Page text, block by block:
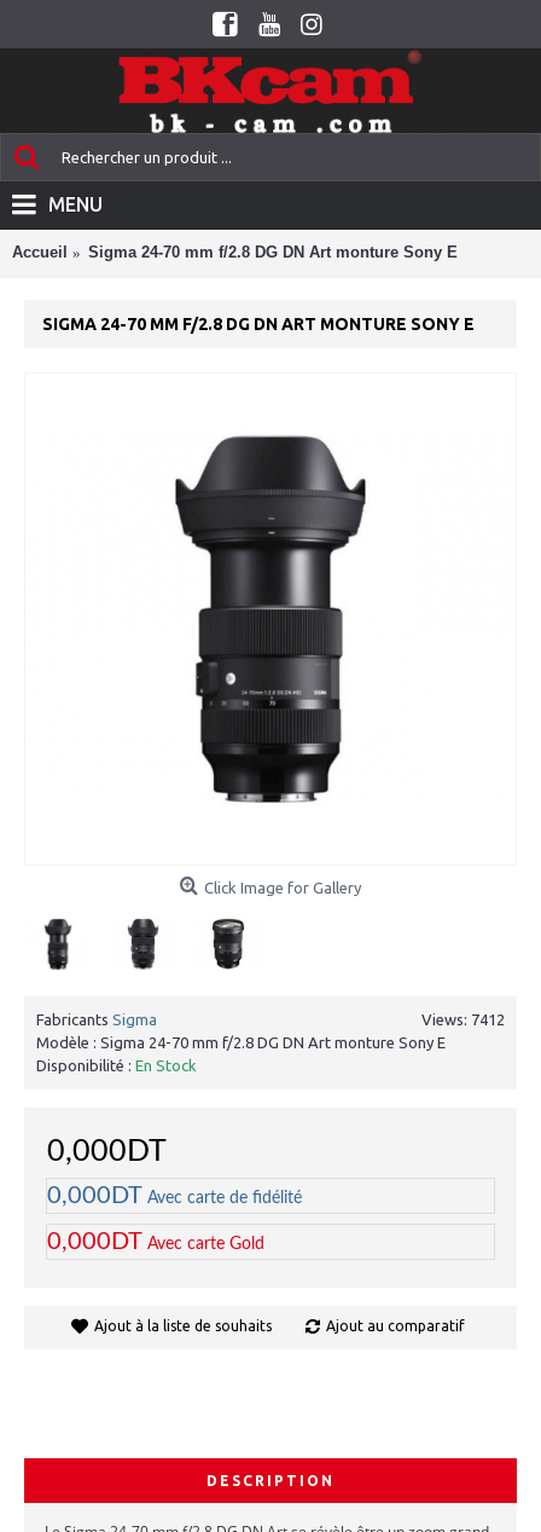
MENU
Accueil Sigma 24-70 mm f/2.8 DG DN Art monture Sony E
SIGMA 24-70 MM F/2.8 DG DN ART MONTURE SONY E
Click Image for Gallery
Views: 7412
Fabricants Sigma
Modèle : Sigma 24-70 mm f/2.8 DG DN Art monture Sony E
Disponibilité : En Stock
0,000DT
0,000DT Avec carte de fidélité
0,000DT Avec carte Gold
Ajout à la liste de souhaits Ajout au comparatif
DESCRIPTION